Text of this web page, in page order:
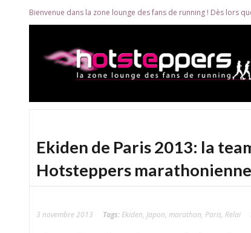
Bienvenue dans la zone lounge des fans de running ! Dès lors
Ekiden de Paris 2013: la
Hotsteppers
3 novembre 2013 Tags: Ekiden Japon marathon Paris Relai